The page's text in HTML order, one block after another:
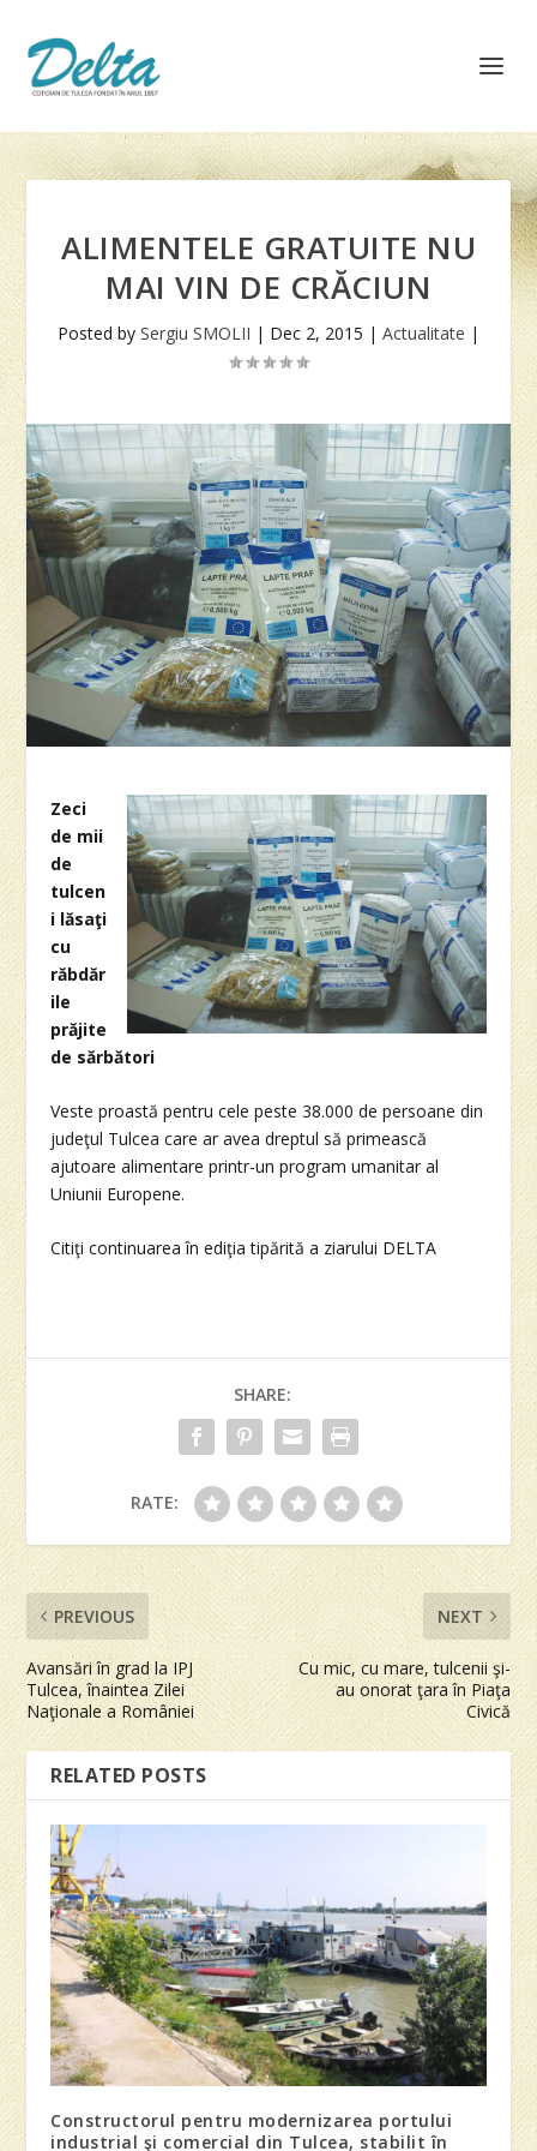
ALIMENTELE GRATUITE NU
MAI VIN DE CRĂCIUN
Posted by Sergiu SMOLII | Dec 2, 2015 | Actualitate |
Zeci
de mii
de
tulcen
i lăsaţi
cu
răbdăr
ile
prăjite
de sărbători
Veste proastă pentru cele peste 38.000 de persoane din
judeţul Tulcea care ar avea dreptul să primească
ajutoare alimentare printr-un program umanitar al
Uniunii Europene.
Citiţi continuarea în ediţia tipărită a ziarului DELTA
SHARE:
RATE:
PREVIOUS
Avansări în grad la IPJ
Tulcea, înaintea Zilei
Naţionale a României
NEXT
Cu mic, cu mare, tulcenii şi-
au onorat ţara în Piaţa
Civică
RELATED POSTS
Constructorul pentru modernizarea portului
industrial şi comercial din Tulcea, stabilit în